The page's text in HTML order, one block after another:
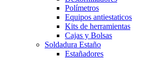
Polímetros
Equipos antiestaticos
Kits de herramientas
Cajas y Bolsas
Soldadura Estaño
Estañadores